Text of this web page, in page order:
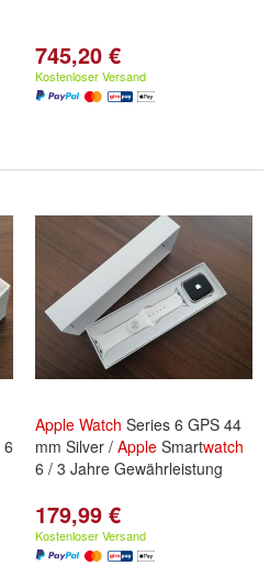
745,20 €
Kostenloser Versand
6
Apple Watch Series 6 GPS 44
mm Silver / Apple Smartwatch
6 / 3 Jahre Gewährleistung
179,99 €
Kostenloser Versand